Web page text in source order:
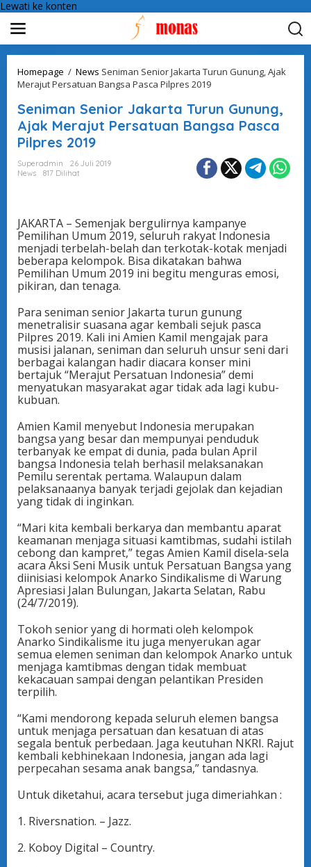
Lewati ke konten
Homepage / News Seniman Senior Jakarta Turun Gunung, Ajak
Merajut Persatuan Bangsa Pasca Pilpres 2019
Seniman Senior Jakarta Turun Gunung,
Ajak Merajut Persatuan Bangsa Pasca
Pilpres 2019
Superadmin
26 Juli 2019
News
817 Dilihat
JAKARTA – Semenjak bergulirnya kampanye
Pemilihan Umum 2019, seluruh rakyat Indonesia
menjadi terbelah-belah dan terkotak-kotak menjadi
beberapa kelompok. Bisa dikatakan bahwa
Pemilihan Umum 2019 ini begitu menguras emosi,
pikiran, dan tenaga.
Para seniman senior Jakarta turun gunung
menetralisir suasana agar kembali sejuk pasca
Pilpres 2019. Kali ini Amien Kamil mengajak para
musisi jalanan, seniman dan seluruh unsur seni dari
berbagai kalangan hadir diacara konser mini
bertajuk “Merajut Persatuan Indonesia” demi
menyatukan masyarakat agar tidak ada lagi kubu-
kubuan.
Amien Kamil menyebut Indonesia merupakan
bangsa yang besar dan mempunyai penduduk
terbanyak ke empat di dunia, pada bulan April
bangsa Indonesia telah berhasil melaksanakan
Pemilu serentak pertama. Walaupun dalam
pelaksanaanya banyak terjadi gejolak dan kejadian
yang tidak di inginkan.
“Mari kita kembali berkarya dan membantu aparat
keamanan menjaga situasi kamtibmas, sudahi istilah
cebong dan kampret,” tegas Amien Kamil disela-sela
acara Aksi Seni Musik untuk Persatuan Bangsa yang
diinisiasi kelompok Anarko Sindikalisme di Warung
Apresiasi Jalan Bulungan, Jakarta Selatan, Rabu
(24/7/2019).
Tokoh senior yang di hormati oleh kelompok
Anarko Sindikalisme itu juga menyerukan agar
semua elemen seniman dan kelompok Anarko untuk
menjaga kamtibmas dengan tidak membuat
kekacauan sampai dengan pelantikan Presiden
terpilih.
“Kami mendorong kepada seluruh elemen bangsa
untuk menjaga persatuan dan kesatuan di atas
segala bentuk perbedaan. Jaga keutuhan NKRI. Rajut
kembali kebhinekaan Indonesia, jangan ada lagi
perpecahan sesama anak bangsa,” tandasnya.
Untuk diketahui, acara tersebut juga dimeriahkan :
1. Riversnation. – Jazz.
2. Koboy Digital – Country.